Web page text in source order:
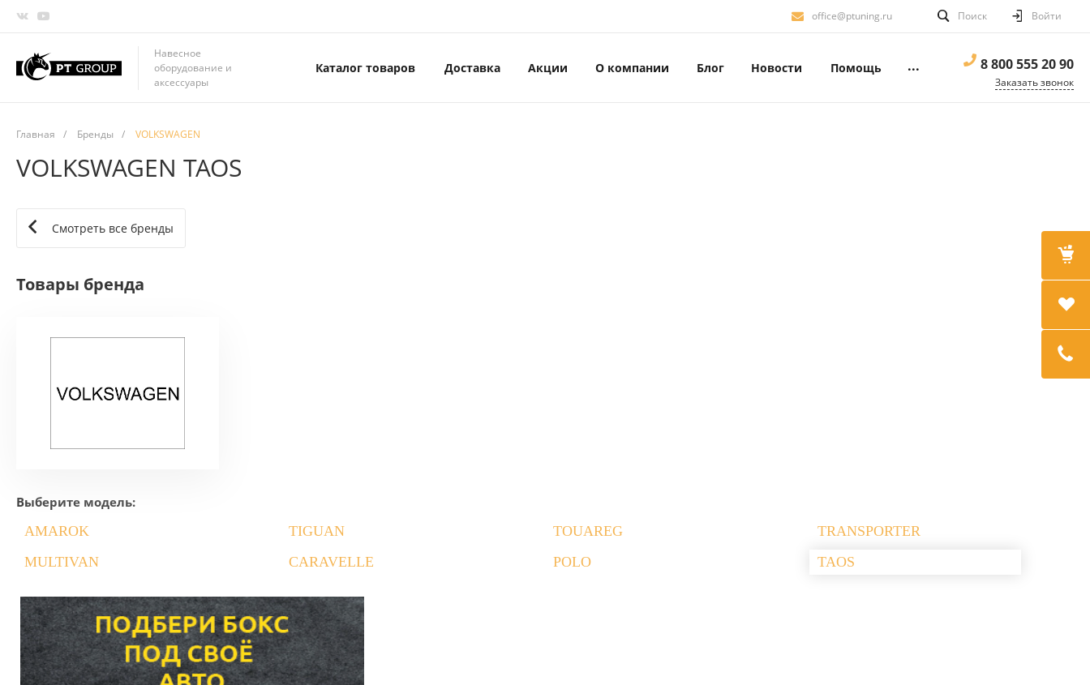
office@ptuning.ru Поиск Войти
Навесное
оборудование и
аксессуары
Каталог товаров Доставка Акции О компании Блог Новости Помощь ... 8 800 555 20 90
Заказать звонок
Главная / Бренды / VOLKSWAGEN
VOLKSWAGEN TAOS
Смотреть все бренды
Товары бренда
Выберите модель:
AMAROK
TIGUAN TOUAREG
TRANSPORTER
MULTIVAN
CARAVELLE POLO TAOS